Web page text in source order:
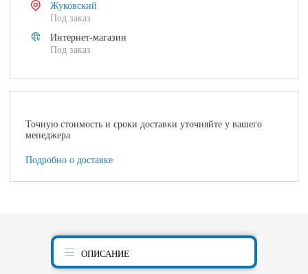
Жуковский
Под заказ
Интернет-магазин
Под заказ
Точную стоимость и сроки доставки уточняйте у вашего
менеджера
Подробно о доставке
ОПИСАНИЕ